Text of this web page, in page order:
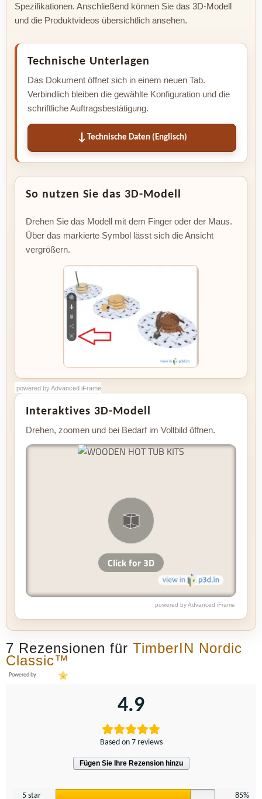
Spezifikationen. Anschließend können Sie das 3D-Modell
und die Produktvideos übersichtlich ansehen.
Technische Unterlagen
Das Dokument öffnet sich in einem neuen Tab.
Verbindlich bleiben die gewählte Konfiguration und die
schriftliche Auftragsbestätigung.
Technische Daten (Englisch)
So nutzen Sie das 3D-Modell
Drehen Sie das Modell mit dem Finger oder der Maus.
Über das markierte Symbol lässt sich die Ansicht
vergrößern.
powered by Advanced iFrame
powered by Advanced iFrame
Interaktives 3D-Modell
Drehen, zoomen und bei Bedarf im Vollbild öffnen.
powered by Advanced iFrame
7 Rezensionen für TimberIN Nordic
Classic™
Powered by
4.9
Based on 7 reviews
Fügen Sie Ihre Rezension hinzu
5 star 85%